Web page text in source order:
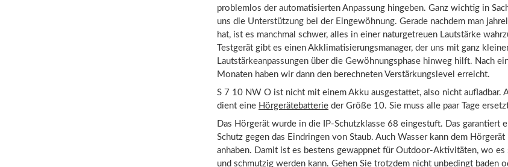
problemlos der automatisierten Anpassung hingeben. Ganz wichtig in
uns die Unterstützung bei der Eingewöhnung. Gerade nachdem man
hat, ist es manchmal schwer, alles in einer naturgetreuen Lautstärke
Testgerät gibt es einen Akklimatisierungsmanager, der uns mit ganz
Lautstärkeanpassungen über die Gewöhnungsphase hinweg hilft. Nach
Monaten haben wir dann den berechneten Verstärkungslevel erreicht.
S 7 10 NW O ist nicht mit einem Akku ausgestattet, also nicht aufladbar.
dient eine Hörgerätebatterie der Größe 10. Sie muss alle paar Tage
Das Hörgerät wurde in die IP-Schutzklasse 68 eingestuft. Das garantiert
Schutz gegen das Eindringen von Staub. Auch Wasser kann dem
anhaben. Damit ist es bestens gewappnet für Outdoor-Aktivitäten, wo es
und schmutzig werden kann. Gehen Sie trotzdem nicht unbedingt baden